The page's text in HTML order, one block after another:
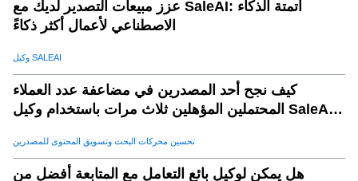
عزز مبيعات التصدير لديك مع SaleAI: أتمتة الذكاء
الاصطناعي لأعمال أكثر ذكاءً
وكيل SALEAI
كيف نجح أحد المصدرين في مضاعفة عدد العملاء
المحتملين المؤهلين ثلاث مرات باستخدام وكيل SaleAI
تحسين محركات البحث وتسويق المحتوى للمصدرين
هل يمكن لوكيل بائع التعامل مع المتابعة أفضل من